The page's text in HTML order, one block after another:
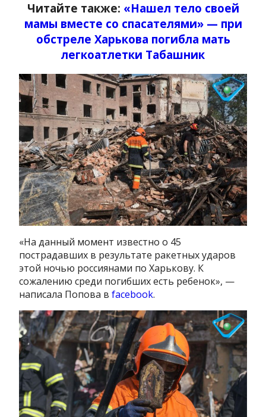
Читайте также: «Нашел тело своей
мамы вместе со спасателями» — при
обстреле Харькова погибла мать
легкоатлетки Табашник
«На данный момент известно о 45
пострадавших в результате ракетных ударов
этой ночью россиянами по Харькову. К
сожалению среди погибших есть ребенок», —
написала Попова вfacebook.